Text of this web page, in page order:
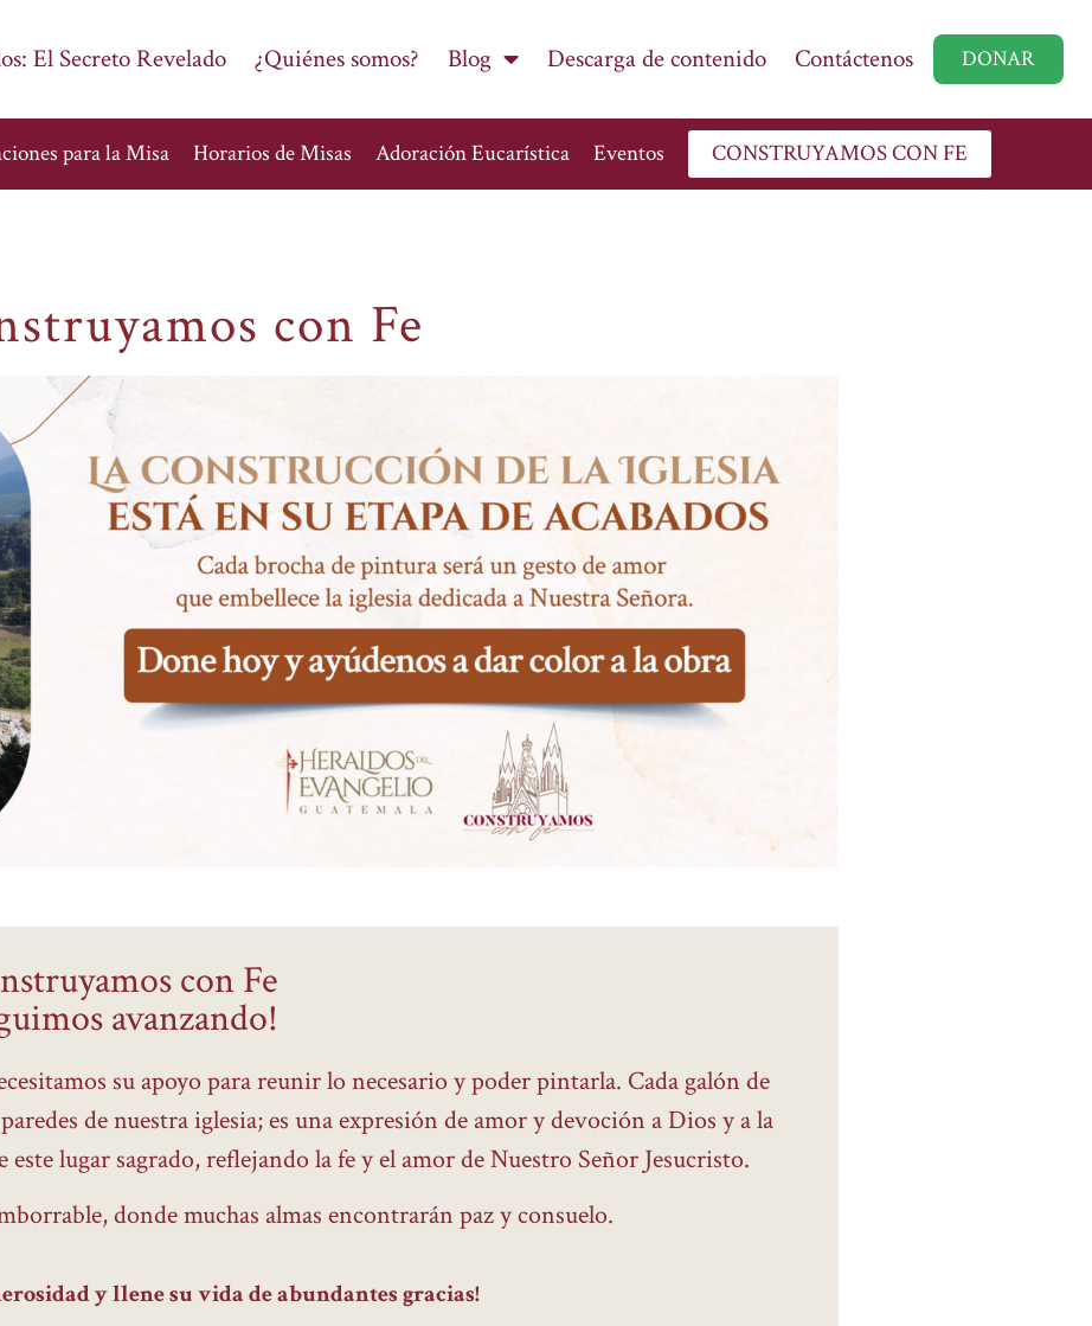
El Secreto Revelado ¿Quiénes somos? Blog Descarga de contenido Contáctenos DONAR
para la Misa Horarios de Misas Adoración Eucarística Eventos CONSTRUYAMOS CON FE
con Fe
con Fe
avanzando!​
su apoyo para reunir lo necesario y poder pintarla. Cada galón de
de nuestra iglesia; es una expresión de amor y devoción a Dios y a la
lugar sagrado, reflejando la fe y el amor de Nuestro Señor Jesucristo.
donde muchas almas encontrarán paz y consuelo.
y llene su vida de abundantes gracias!